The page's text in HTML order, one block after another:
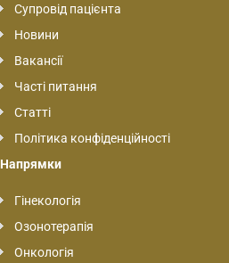
Супровід пацієнта
Новини
Вакансії
Часті питання
Статті
Політика конфіденційності
Напрямки
Гінекологія
Озонотерапія
Онкологія